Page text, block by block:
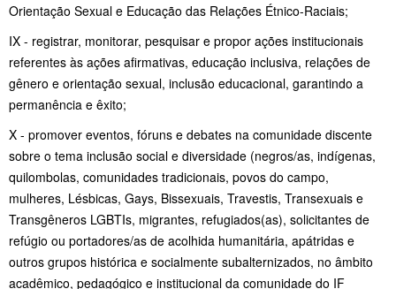
Orientação Sexual e Educação das Relações Étnico-Raciais;
IX - registrar, monitorar, pesquisar e propor ações institucionais
referentes às ações afirmativas, educação inclusiva, relações de
gênero e orientação sexual, inclusão educacional, garantindo a
permanência e êxito;
X - promover eventos, fóruns e debates na comunidade discente
sobre o tema inclusão social e diversidade (negros/as, indígenas,
quilombolas, comunidades tradicionais, povos do campo,
mulheres, Lésbicas, Gays, Bissexuais, Travestis, Transexuais e
Transgêneros LGBTIs, migrantes, refugiados(as), solicitantes de
refúgio ou portadores/as de acolhida humanitária, apátridas e
outros grupos histórica e socialmente subalternizados, no âmbito
acadêmico, pedagógico e institucional da comunidade do IF